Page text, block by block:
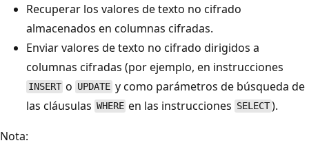
Recuperar los valores de texto no cifrado
almacenados en columnas cifradas.
Enviar valores de texto no cifrado dirigidos a
columnas cifradas (por ejemplo, en instrucciones
INSERT o UPDATE y como parámetros de búsqueda de
las cláusulas WHERE en las instrucciones SELECT).
Nota: